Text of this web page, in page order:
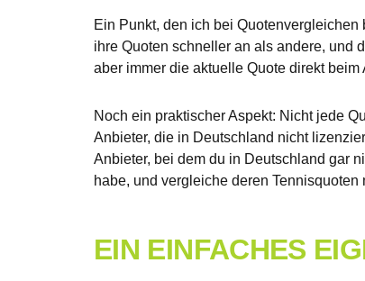
Ein Punkt, den ich bei
ihre Quoten schneller an als andere, und
aber immer die aktuelle Quote direkt beim
Noch ein praktischer Aspekt: Nicht jede
Anbieter, die in Deutschland nicht
Anbieter, bei dem du in Deutschland gar
habe, und vergleiche deren
EIN EINFACHES